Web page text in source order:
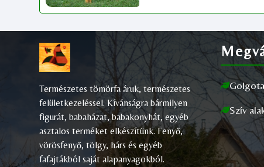
Természetes tömörfa áruk, természetes
felületkezeléssel. Kívánságra bármilyen
figurát, babaházat, babakonyhát, egyéb
asztalos terméket elkészítünk. Fenyő,
vörösfenyő, tölgy, hárs és egyéb
fafajtákból saját alapanyagokból.
Golgota
Szív